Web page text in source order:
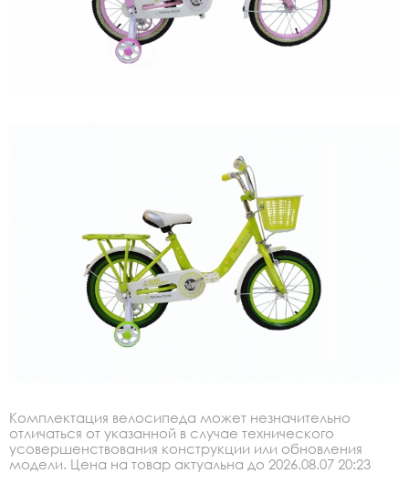
Комплектация велосипеда может незначительно
отличаться от указанной в случае технического
усовершенствования конструкции или обновления
модели. Цена на товар актуальна до 2026.08.07 20:23